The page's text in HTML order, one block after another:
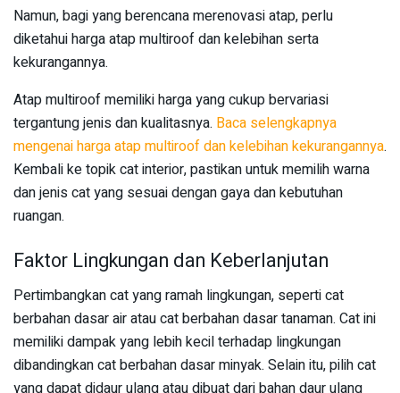
Namun, bagi yang berencana merenovasi atap, perlu
diketahui harga atap multiroof dan kelebihan serta
kekurangannya.
Atap multiroof memiliki harga yang cukup bervariasi
tergantung jenis dan kualitasnya. Baca selengkapnya
mengenai harga atap multiroof dan kelebihan kekurangannya.
Kembali ke topik cat interior, pastikan untuk memilih warna
dan jenis cat yang sesuai dengan gaya dan kebutuhan
ruangan.
Faktor Lingkungan dan Keberlanjutan
Pertimbangkan cat yang ramah lingkungan, seperti cat
berbahan dasar air atau cat berbahan dasar tanaman. Cat ini
memiliki dampak yang lebih kecil terhadap lingkungan
dibandingkan cat berbahan dasar minyak. Selain itu, pilih cat
yang dapat didaur ulang atau dibuat dari bahan daur ulang